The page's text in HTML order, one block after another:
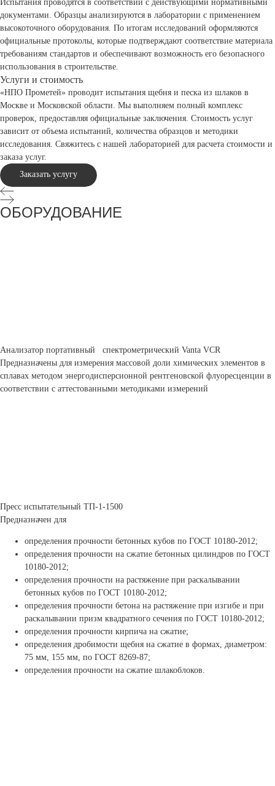
Испытания проводятся в соответствии с действующими нормативными
документами. Образцы анализируются в лаборатории с применением
высокоточного оборудования. По итогам исследований оформляются
официальные протоколы, которые подтверждают соответствие материала
требованиям стандартов и обеспечивают возможность его безопасного
использования в строительстве.
Услуги и стоимость
«НПО Прометей» проводит испытания щебня и песка из шлаков в
Москве и Московской области. Мы выполняем полный комплекс
проверок, предоставляя официальные заключения. Стоимость услуг
зависит от объема испытаний, количества образцов и методики
исследования. Свяжитесь с нашей лабораторией для расчета стоимости и
заказа услуг.
Заказать услугу
ОБОРУДОВАНИЕ
Анализатор портативный спектрометрический Vanta VCR
Предназначены для измерения массовой доли химических элементов в
сплавах методом энергодисперсионной рентгеновской флуоресценции в
соответствии с аттестованными методиками измерений
Пресс испытательный ТП-1-1500
Предназначен для
определения прочности бетонных кубов по ГОСТ 10180-2012;
определения прочности на сжатие бетонных цилиндров по ГОСТ
10180-2012;
определения прочности на растяжение при раскалывании
бетонных кубов по ГОСТ 10180-2012;
определения прочности бетона на растяжение при изгибе и при
раскалывании призм квадратного сечения по ГОСТ 10180-2012;
определения прочности кирпича на сжатие;
определения дробимости щебня на сжатие в формах, диаметром:
75 мм, 155 мм, по ГОСТ 8269-87;
определения прочности на сжатие шлакоблоков.